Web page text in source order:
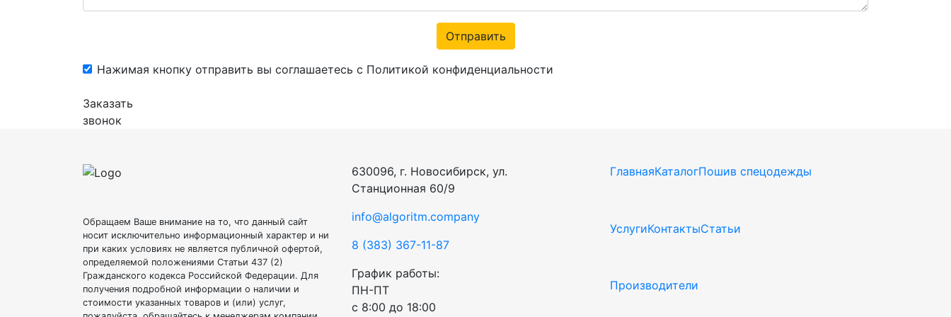
Отправить
Нажимая кнопку отправить вы соглашаетесь с Политикой конфиденциальности
Заказать
звонок
Обращаем Ваше внимание на то, что данный сайт
носит исключительно информационный характер и ни
при каких условиях не является публичной офертой,
определяемой положениями Статьи 437 (2)
Гражданского кодекса Российской Федерации. Для
получения подробной информации о наличии и
стоимости указанных товаров и (или) услуг,
630096, г. Новосибирск, ул.
Станционная 60/9
info@algoritm.company
8 (383) 367-11-87
График работы:
ПН-ПТ
с 8:00 до 18:00
ГлавнаяКаталогПошив спецодежды
УслугиКонтактыСтатьи
Производители